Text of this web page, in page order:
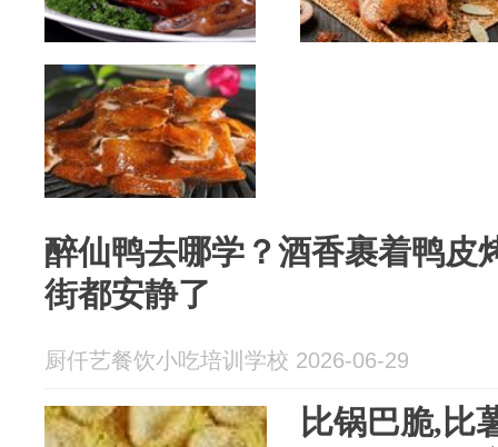
醉仙鸭去哪学？酒香裹着鸭皮
街都安静了
厨仟艺餐饮小吃培训学校 2026-06-29
比锅巴脆,比